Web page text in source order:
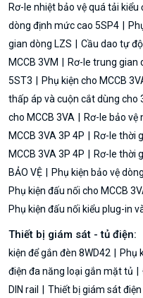
Rơ-le nhiệt bảo vệ quá tải kiểu
dòng định mức cao 5SP4
gian dòng LZS
Cầu dao tự
MCCB 3VM
Rơ-le trung gian
5ST3
Phụ kiện cho MCCB
thấp áp và cuộn cắt dùng cho
cho MCCB 3VA
Rơ-le bảo vệ
MCCB 3VA 3P 4P
Rơ-le thời
MCCB 3VA 3P 4P
Rơ-le thời
BẢO VỆ
Phụ kiện bảo vệ
Phụ kiện đấu nối cho MCCB
Phụ kiện đấu nối kiểu plug-in
Thiết bị giám sát - tủ điện:
kiện để gắn đèn 8WD42
Phụ
điện đa năng loại gắn mặt tủ
DIN rail
Thiết bị giám sát